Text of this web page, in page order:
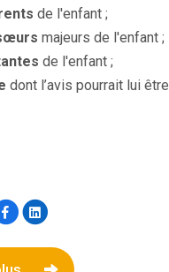
de l'enfant ;
majeurs de l'enfant ;
de l'enfant ;
dont l’avis pourrait lui être